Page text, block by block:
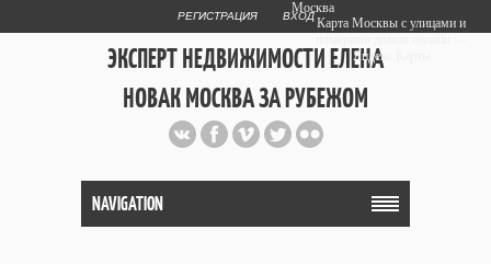
РЕГИСТРАЦИЯ ВХОД
ЭКСПЕРТ НЕДВИЖИМОСТИ ЕЛЕНА
НОВАК МОСКВА ЗА РУБЕЖОМ
Публичный сайт эксперта автора
web дизайнера+7 903 708 1884
NAVIGATION
Москва
Карта Москвы с улицами и
Яндекс.Карты